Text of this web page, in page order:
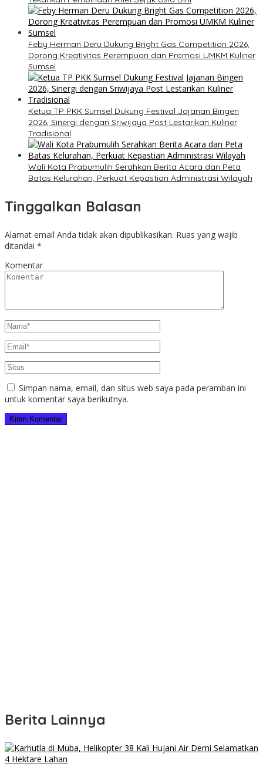
Feby Herman Deru Dukung Bright Gas Competition 2026,
Dorong Kreativitas Perempuan dan Promosi UMKM Kuliner
Sumsel
Ketua TP PKK Sumsel Dukung Festival Jajanan Bingen
2026, Sinergi dengan Sriwijaya Post Lestarikan Kuliner
Tradisional
Wali Kota Prabumulih Serahkan Berita Acara dan Peta
Batas Kelurahan, Perkuat Kepastian Administrasi Wilayah
Tinggalkan Balasan
Alamat email Anda tidak akan dipublikasikan. Ruas yang wajib
ditandai *
Komentar
Simpan nama, email, dan situs web saya pada peramban ini
untuk komentar saya berikutnya.
Berita Lainnya